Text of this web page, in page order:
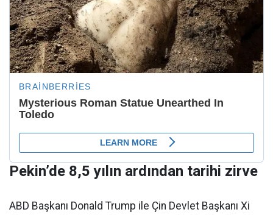
Pekin’de 8,5 yılın ardından tarihi zirve
ABD Başkanı Donald Trump ile Çin Devlet Başkanı Xi